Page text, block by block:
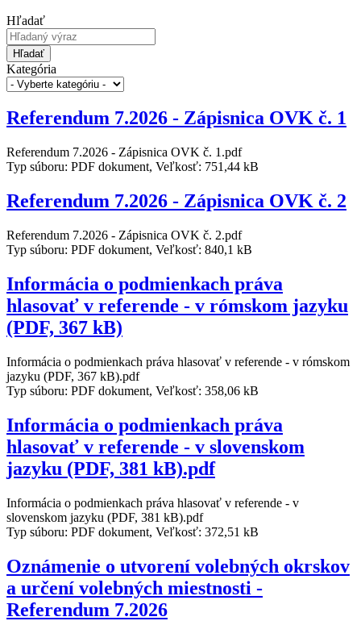
Hľadať
Hľadať
Kategória
Referendum 7.2026 - Zápisnica OVK č. 1
Referendum 7.2026 - Zápisnica OVK č. 1.pdf
Typ súboru: PDF dokument, Veľkosť: 751,44 kB
Referendum 7.2026 - Zápisnica OVK č. 2
Referendum 7.2026 - Zápisnica OVK č. 2.pdf
Typ súboru: PDF dokument, Veľkosť: 840,1 kB
Informácia o podmienkach práva
hlasovať v referende - v rómskom jazyku
(PDF, 367 kB)
Informácia o podmienkach práva hlasovať v referende - v rómskom
jazyku (PDF, 367 kB).pdf
Typ súboru: PDF dokument, Veľkosť: 358,06 kB
Informácia o podmienkach práva
hlasovať v referende - v slovenskom
jazyku (PDF, 381 kB).pdf
Informácia o podmienkach práva hlasovať v referende - v
slovenskom jazyku (PDF, 381 kB).pdf
Typ súboru: PDF dokument, Veľkosť: 372,51 kB
Oznámenie o utvorení volebných okrskov
a určení volebných miestnosti -
Referendum 7.2026